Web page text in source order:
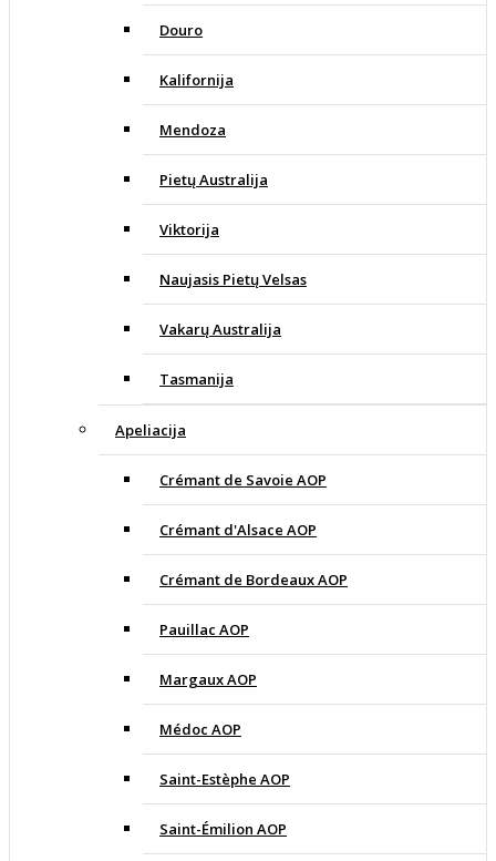
Douro
Kalifornija
Mendoza
Pietų Australija
Viktorija
Naujasis Pietų Velsas
Vakarų Australija
Tasmanija
Apeliacija
Crémant de Savoie AOP
Crémant d'Alsace AOP
Crémant de Bordeaux AOP
Pauillac AOP
Margaux AOP
Médoc AOP
Saint-Estèphe AOP
Saint-Émilion AOP